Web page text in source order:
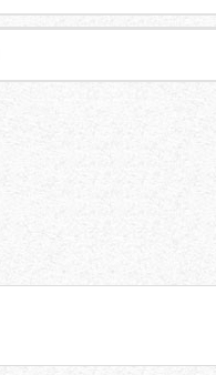
Barna kandiscukor pálca – lédig – rövid – 100 db/csomag